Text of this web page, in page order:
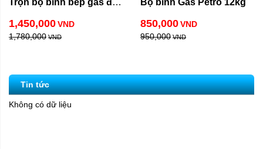
Trọn bộ bình bếp gas đôi
1,450,000 VND
1,780,000 VND
Bộ bình Gas Petro 12kg
850,000 VND
950,000 VND
Tin tức
Không có dữ liệu